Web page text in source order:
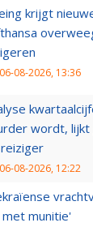
krijgt
06-08-2026, 13:36
wordt,
06-08-2026, 12:22
munitie'